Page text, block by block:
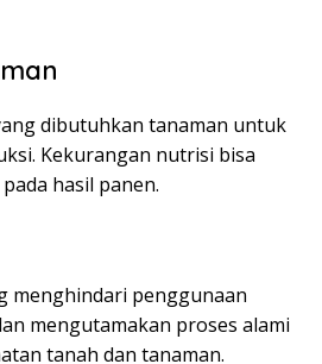
dibutuhkan tanaman untuk
Kekurangan nutrisi bisa
hasil panen.
menghindari penggunaan
mengutamakan proses alami
tanah dan tanaman.